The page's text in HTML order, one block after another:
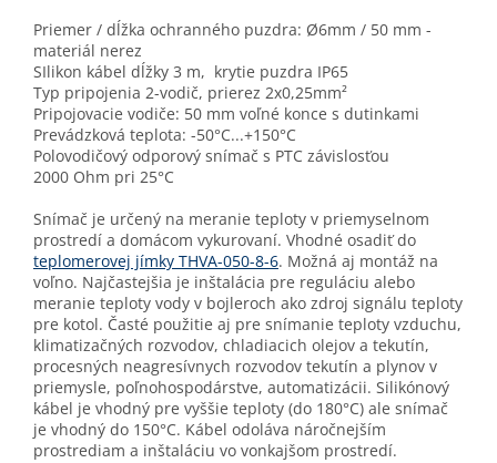
Priemer / dĺžka ochranného puzdra: Ø6mm / 50 mm -
materiál nerez
SIlikon kábel dĺžky 3 m, krytie puzdra IP65
Typ pripojenia 2-vodič, prierez 2x0,25mm²
Pripojovacie vodiče: 50 mm voľné konce s dutinkami
Prevádzková teplota: -50°C...+150°C
Polovodičový odporový snímač s PTC závislosťou
2000 Ohm pri 25°C
Snímač je určený na meranie teploty v priemyselnom
prostredí a domácom vykurovaní. Vhodné osadiť do
teplomerovej jímky THVA-050-8-6. Možná aj montáž na
voľno. Najčastejšia je inštalácia pre reguláciu alebo
meranie teploty vody v bojleroch ako zdroj signálu teploty
pre kotol. Časté použitie aj pre snímanie teploty vzduchu,
klimatizačných rozvodov, chladiacich olejov a tekutín,
procesných neagresívnych rozvodov tekutín a plynov v
priemysle, poľnohospodárstve, automatizácii. Silikónový
kábel je vhodný pre vyššie teploty (do 180°C) ale snímač
je vhodný do 150°C. Kábel odoláva náročnejším
prostrediam a inštaláciu vo vonkajšom prostredí.